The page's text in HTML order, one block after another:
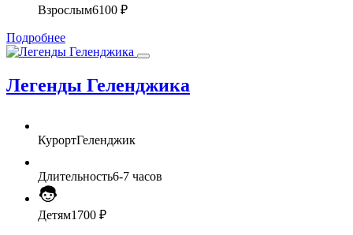
Взрослым6100 ₽
Подробнее
Легенды Геленджика
КурортГеленджик
Длительность6-7 часов
Детям1700 ₽